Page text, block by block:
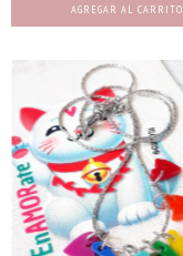
AGREGAR AL CARRITO